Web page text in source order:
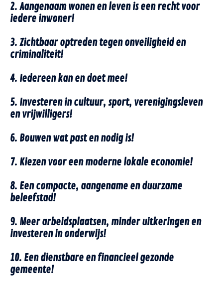
2. Aangenaam wonen en leven is een recht voor
iedere inwoner!
3. Zichtbaar optreden tegen onveiligheid en
criminaliteit!
4. Iedereen kan en doet mee!
5. Investeren in cultuur, sport, verenigingsleven
en vrijwilligers!
6. Bouwen wat past en nodig is!
7. Kiezen voor een moderne lokale economie!
8. Een compacte, aangename en duurzame
beleefstad!
9. Meer arbeidsplaatsen, minder uitkeringen en
investeren in onderwijs!
10. Een dienstbare en financieel gezonde
gemeente!